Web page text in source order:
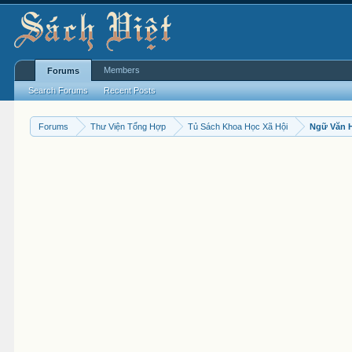
Forums Thư Viện Tổng Hợp Tủ Sách Khoa Học Xã Hội Ngữ Văn
Forums
Search Forums Recent Posts
Members